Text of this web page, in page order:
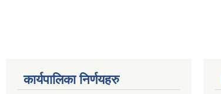
कार्यपालिका निर्णयहरु